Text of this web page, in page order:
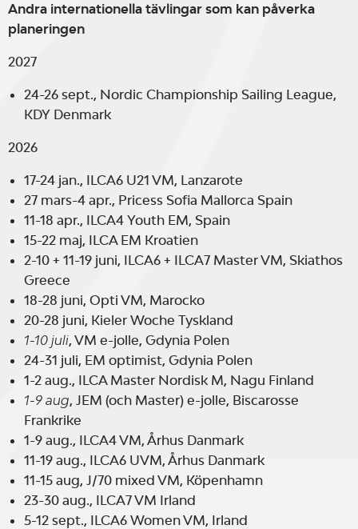
Andra internationella tävlingar som kan påverka
planeringen
2027
24-26 sept., Nordic Championship Sailing League,
KDY Denmark
2026
17-24 jan., ILCA6 U21 VM, Lanzarote
27 mars-4 apr., Pricess Sofia Mallorca Spain
11-18 apr., ILCA4 Youth EM, Spain
15-22 maj, ILCA EM Kroatien
2-10 + 11-19 juni, ILCA6 + ILCA7 Master VM, Skiathos
Greece
18-28 juni, Opti VM, Marocko
20-28 juni, Kieler Woche Tyskland
1-10 juli, VM e-jolle, Gdynia Polen
24-31 juli, EM optimist, Gdynia Polen
1-2 aug., ILCA Master Nordisk M, Nagu Finland
1-9 aug, JEM (och Master) e-jolle, Biscarosse
Frankrike
1-9 aug., ILCA4 VM, Århus Danmark
11-19 aug., ILCA6 UVM, Århus Danmark
11-15 aug, J/70 mixed VM, Köpenhamn
23-30 aug., ILCA7 VM Irland
5-12 sept., ILCA6 Women VM, Irland